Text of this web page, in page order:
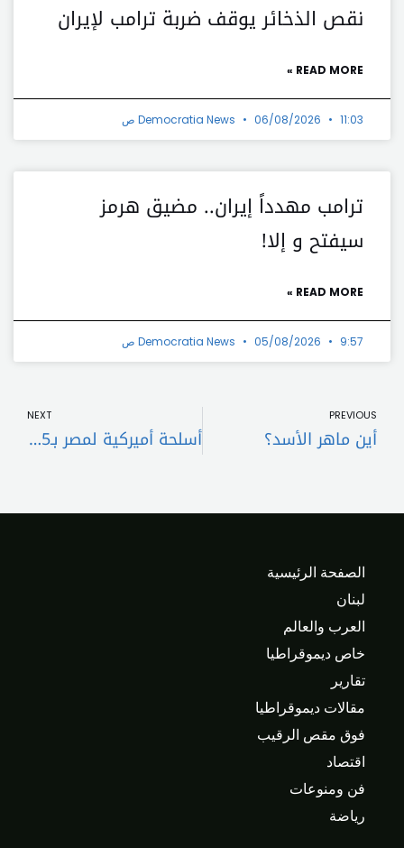
نقص الذخائر يوقف ضربة ترامب لإيران
READ MORE »
Democratia News 06/08/2026 11:03 ص
ترامب مهدداً إيران.. مضيق هرمز
سيفتح و إلا!
READ MORE »
Democratia News 05/08/2026 9:57 ص
PREVIOUS
أين ماهر الأسد؟
NEXT
أسلحة أميركية لمصر بـ5 مليارات دولار!
الصفحة الرئيسية
لبنان
العرب والعالم
خاص ديموقراطيا
تقارير
مقالات ديموقراطيا
فوق مقص الرقيب
اقتصاد
فن ومنوعات
رياضة